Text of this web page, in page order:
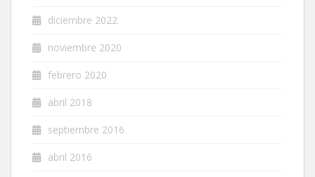
diciembre 2022
noviembre 2020
febrero 2020
abril 2018
septiembre 2016
abril 2016